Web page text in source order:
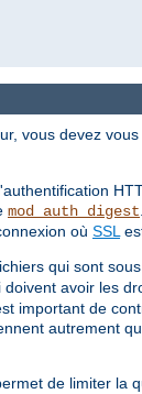
vous devez
mod_auth_digest
où SSL
qui sont
doivent avoir les
important de
autrement
de limiter la